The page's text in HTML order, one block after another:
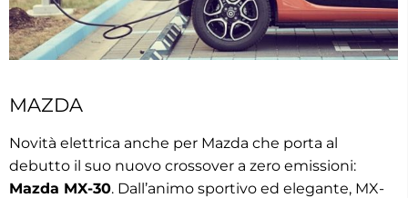
MAZDA
Novità elettrica anche per Mazda che porta al
debutto il suo nuovo crossover a zero emissioni:
Mazda MX-30. Dall’animo sportivo ed elegante, MX-